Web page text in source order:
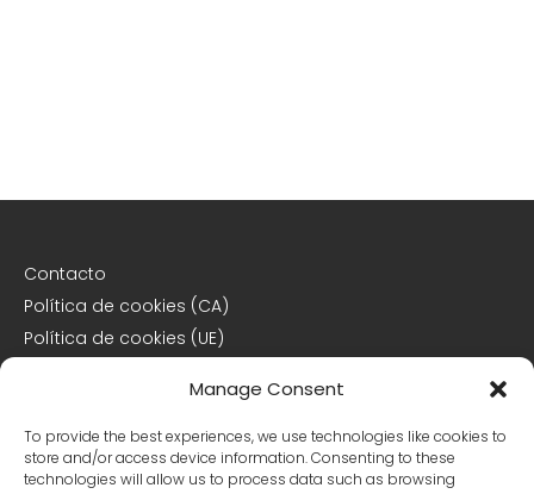
Manage Consent
To provide the best experiences, we use technologies like cookies to
store and/or access device information. Consenting to these
technologies will allow us to process data such as browsing
Contacto
Política de cookies (CA)
Política de cookies (UE)
Declaración de privacidad
Declaración de privacidad (CA)